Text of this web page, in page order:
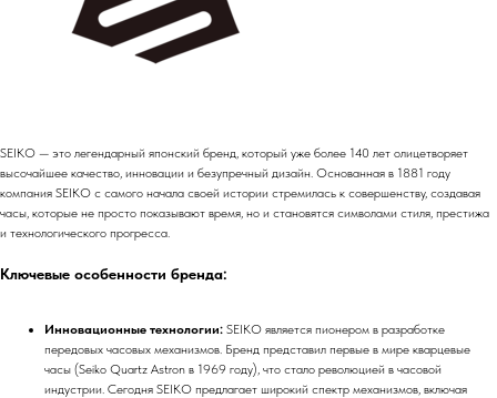
SEIKO — это легендарный японский бренд, который уже более 140 лет олицетворяет
высочайшее качество, инновации и безупречный дизайн. Основанная в 1881 году
компания SEIKO с самого начала своей истории стремилась к совершенству, создавая
часы, которые не просто показывают время, но и становятся символами стиля, престижа
и технологического прогресса.
Ключевые особенности бренда:
Инновационные технологии: SEIKO является пионером в разработке
передовых часовых механизмов. Бренд представил первые в мире кварцевые
часы (Seiko Quartz Astron в 1969 году), что стало революцией в часовой
индустрии. Сегодня SEIKO предлагает широкий спектр механизмов, включая